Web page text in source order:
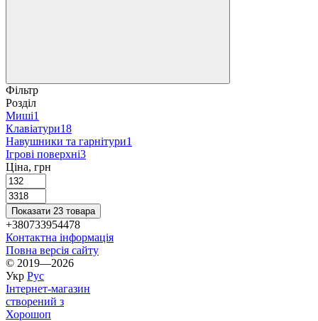
Фільтр
Розділ
Миші1
Клавіатури18
Навушники та гарнітури1
Ігрові поверхні3
Ціна, грн
Показати 23 товара
+380733954478
Контактна інформація
Повна версія сайту
© 2019—2026
Укр Рус
Інтернет-магазин
створений з
Хорошоп